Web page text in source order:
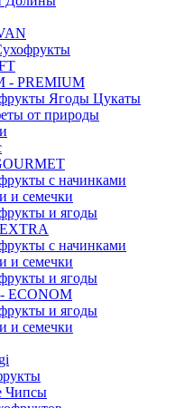
PREMIUM
Ягоды Цукаты
от природы
с начинками
и семечки
и ягоды
с начинками
и семечки
и ягоды
и ягоды
и семечки
Чипсы